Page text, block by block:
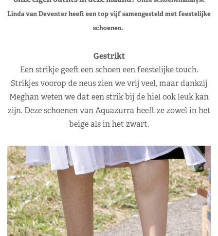
Linda van Deventer heeft een top vijf samengesteld met feestelijke
schoenen.
Gestrikt
Een strikje geeft een schoen een feestelijke touch.
Strikjes voorop de neus zien we vrij veel, maar dankzij
Meghan weten we dat een strik bij de hiel ook leuk kan
zijn. Deze schoenen van Aquazurra heeft ze zowel in het
beige als in het zwart.